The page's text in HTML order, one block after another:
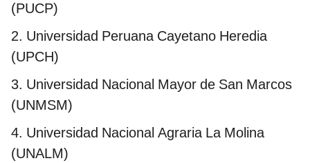
(PUCP)
2. Universidad Peruana Cayetano Heredia
(UPCH)
3. Universidad Nacional Mayor de San Marcos
(UNMSM)
4. Universidad Nacional Agraria La Molina
(UNALM)